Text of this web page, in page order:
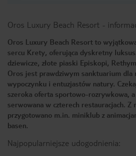
Oros Luxury Beach Resort -
Oros Luxury Beach Resort to
sercu Krety, oferująca dyskretny
dziewicze, złote piaski Episkopi,
Oros jest prawdziwym sanktuarium dla
wypoczynku i entuzjastów natury.
szeroka oferta sportowo-rozrywkowa, a
serwowana w czterech restauracjach. Z
przygotowano m.in. miniklub z
basen.
Najpopularniejsze udogodnienia: